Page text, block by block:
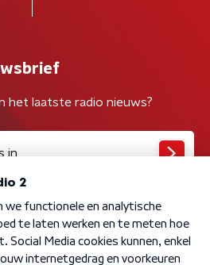
het laatste radio nieuws?